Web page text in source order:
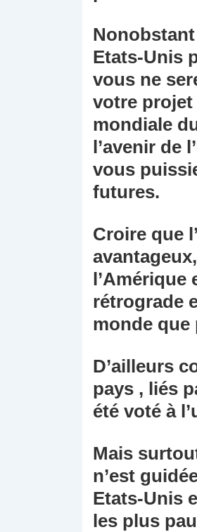
Etats-Unis
vous ne
votre projet
mondiale
l’avenir de
vous
futures.
Croire que
l’Amérique
rétrograde
monde
D’ailleurs
pays , liés
été voté à
Mais
n’est
Etats-Unis
les plus